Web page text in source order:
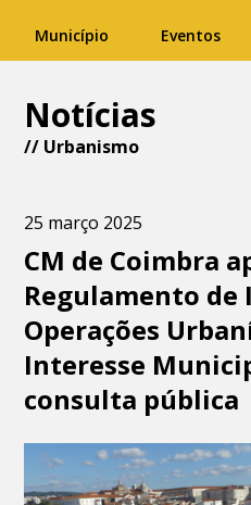
Município Eventos
Notícias
// Urbanismo
25 março 2025
CM de Coimbra
Regulamento de
Operações
Interesse
consulta pública